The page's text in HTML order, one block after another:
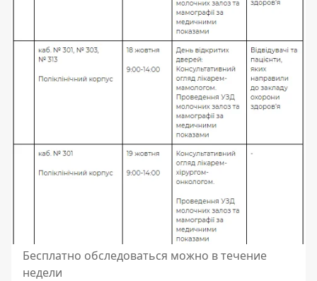
Бесплатно обследоваться можно в течение
недели